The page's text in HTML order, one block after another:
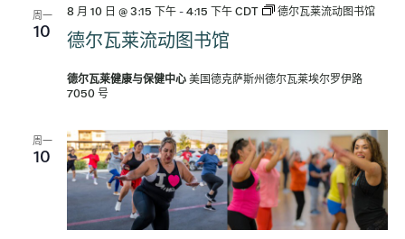
周一
10 德尔瓦莱流动图书馆
8 月 10 日 @ 3:15 下午-4:15 下午 CDT 德尔瓦莱流动图书馆
德尔瓦莱健康与保健中心美国德克萨斯州德尔瓦莱埃尔罗伊路
7050 号
周一
10